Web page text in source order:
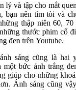
lý và tập cho mắt
bạn nên tìm tòi và
thập niên 60,
thước phim cổ
đen trên Youtube.
sáng cũng là hai
một bức ảnh trắng
giúp cho những
Ánh sáng cũng